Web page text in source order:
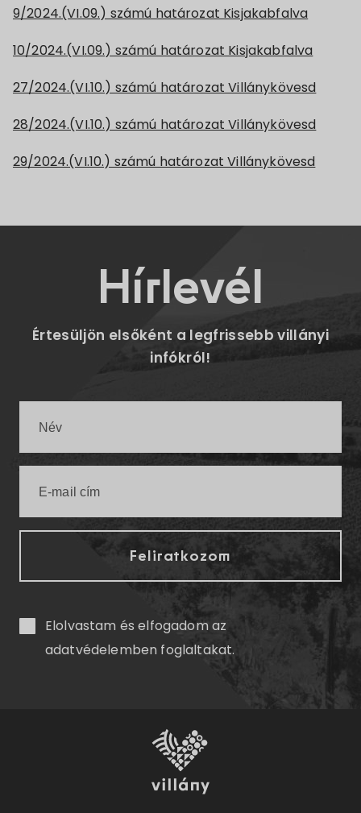
9/2024.(VI.09.) számú határozat Kisjakabfalva
10/2024.(VI.09.) számú határozat Kisjakabfalva
27/2024.(VI.10.) számú határozat Villánykövesd
28/2024.(VI.10.) számú határozat Villánykövesd
29/2024.(VI.10.) számú határozat Villánykövesd
Hírlevél
Értesüljön elsőként a legfrissebb villányi
infókról!
Elolvastam és elfogadom az
adatvédelemben foglaltakat.